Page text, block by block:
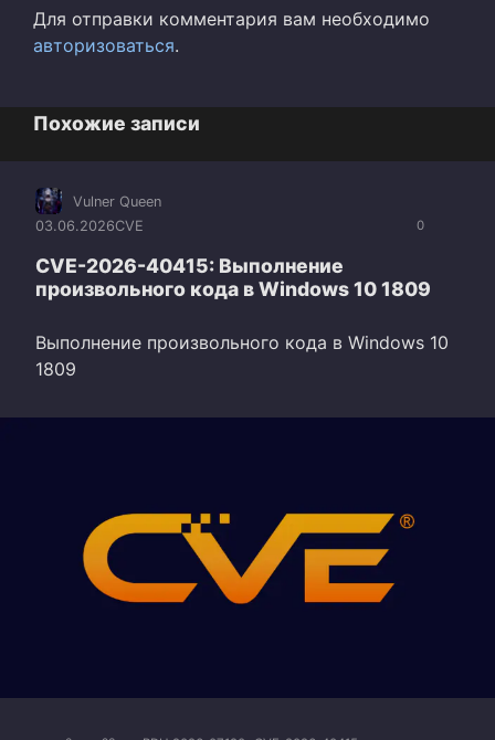
Для отправки комментария вам необходимо
авторизоваться.
Похожие записи
0
Vulner Queen
03.06.2026CVE
CVE-2026-40415: Выполнение
произвольного кода в Windows 10 1809
Выполнение произвольного кода в Windows 10
1809